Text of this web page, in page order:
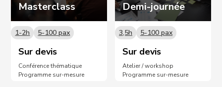
Masterclass
1-2h 5-100 pax
Sur devis
Conférence thématique
Programme sur-mesure
Demi-journée
3,5h 5-100 pax
Sur devis
Atelier / workshop
Programme sur-mesure